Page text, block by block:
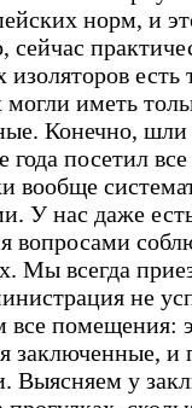
норм, и
сейчас
изоляторов есть
иметь
Конечно,
года посетил
вообще
У нас даже
вопросами
Мы всегда
не
все помещения:
заключенные, и
Выясняем у